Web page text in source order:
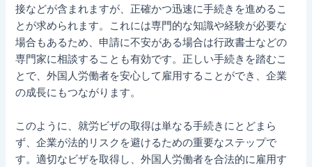
接などが含まれますが、正確かつ迅速に手続きを進めるこ
とが求められます。これには専門的な知識や経験が必要な
場合もあるため、申請に不安がある場合は行政書士などの
専門家に相談することも有効です。正しい手続きを踏むこ
とで、外国人労働者を安心して雇用することができ、企業
の成長にもつながります。
このように、就労ビザの取得は単なる手続きにとどまら
ず、企業が法的リスクを避けるための重要なステップで
す。適切なビザを取得し、外国人労働者を合法的に雇用す